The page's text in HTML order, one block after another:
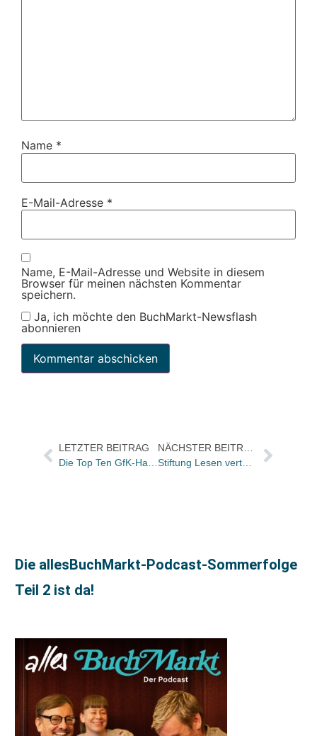
Name *
E-Mail-Adresse *
Name, E-Mail-Adresse und Website in diesem
Browser für meinen nächsten Kommentar
speichern.
Ja, ich möchte den BuchMarkt-Newsflash
abonnieren
LETZTER BEITRAG
Die allesBuchMarkt-Podcast-Sommerfolge
Teil 2 ist da!